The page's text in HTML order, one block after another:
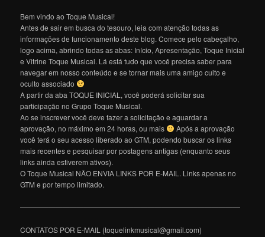
Bem vindo ao Toque Musical!
Antes de sair em busca do tesouro, leia com atenção todas as
informações de funcionamento deste blog. Comece pelo cabeçalho,
logo acima, abrindo todas as abas: Início, Apresentação, Toque Inicial
e Vitrine Toque Musical. Lá está tudo que você precisa saber para
navegar em nosso conteúdo e se tornar mais uma amigo culto e
oculto associado
A partir da aba TOQUE INICIAL, você poderá solicitar sua
participação no Grupo Toque Musical.
Ao se inscrever você deve fazer a solicitação e aguardar a
aprovação, no máximo em 24 horas, ou mais
Após a aprovação
você terá o seu acesso liberado ao GTM, podendo buscar os links
mais recentes e pesquisar por postagens antigas (enquanto seus
links ainda estiverem ativos).
O Toque Musical NÃO ENVIA LINKS POR E-MAIL. Links apenas no
GTM e por tempo limitado.
———————————————————————————————
CONTATOS POR E-MAIL (toquelinkmusical@gmail.com)